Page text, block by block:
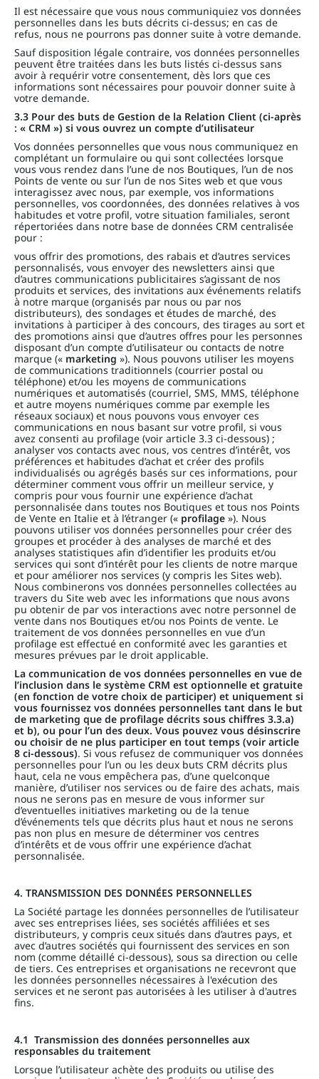
Il est nécessaire que vous nous communiquiez vos données
personnelles dans les buts décrits ci-dessus; en cas de
refus, nous ne pourrons pas donner suite à votre demande.
Sauf disposition légale contraire, vos données personnelles
peuvent être traitées dans les buts listés ci-dessus sans
avoir à requérir votre consentement, dès lors que ces
informations sont nécessaires pour pouvoir donner suite à
votre demande.
3.3 Pour des buts de Gestion de la Relation Client (ci-après
: « CRM ») si vous ouvrez un compte d’utilisateur
Vos données personnelles que vous nous communiquez en
complétant un formulaire ou qui sont collectées lorsque
vous vous rendez dans l’une de nos Boutiques, l’un de nos
Points de vente ou sur l’un de nos Sites web et que vous
interagissez avec nous, par exemple, vos informations
personnelles, vos coordonnées, des données relatives à vos
habitudes et votre profil, votre situation familiales, seront
répertoriées dans notre base de données CRM centralisée
pour :
vous offrir des promotions, des rabais et d’autres services
personnalisés, vous envoyer des newsletters ainsi que
d’autres communications publicitaires s’agissant de nos
produits et services, des invitations aux événements relatifs
à notre marque (organisés par nous ou par nos
distributeurs), des sondages et études de marché, des
invitations à participer à des concours, des tirages au sort et
des promotions ainsi que d’autres offres pour les personnes
disposant d’un compte d’utilisateur ou contacts de notre
marque (« marketing »). Nous pouvons utiliser les moyens
de communications traditionnels (courrier postal ou
téléphone) et/ou les moyens de communications
numériques et automatisés (courriel, SMS, MMS, téléphone
et autre moyens numériques comme par exemple les
réseaux sociaux) et nous pouvons vous envoyer ces
communications en nous basant sur votre profil, si vous
avez consenti au profilage (voir article 3.3 ci-dessous) ;
analyser vos contacts avec nous, vos centres d’intérêt, vos
préférences et habitudes d’achat et créer des profils
individualisés ou agrégés basés sur ces informations, pour
déterminer comment vous offrir un meilleur service, y
compris pour vous fournir une expérience d’achat
personnalisée dans toutes nos Boutiques et tous nos Points
de Vente en Italie et à l’étranger (« profilage »). Nous
pouvons utiliser vos données personnelles pour créer des
groupes et procéder à des analyses de marché et des
analyses statistiques afin d’identifier les produits et/ou
services qui sont d’intérêt pour les clients de notre marque
et pour améliorer nos services (y compris les Sites web).
Nous combinerons vos données personnelles collectées au
travers du Site web avec les informations que nous avons
pu obtenir de par vos interactions avec notre personnel de
vente dans nos Boutiques et/ou nos Points de vente. Le
traitement de vos données personnelles en vue d’un
profilage est effectué en conformité avec les garanties et
mesures prévues par le droit applicable.
La communication de vos données personnelles en vue de
l’inclusion dans le système CRM est optionnelle et gratuite
(en fonction de votre choix de participer) et uniquement si
vous fournissez vos données personnelles tant dans le but
de marketing que de profilage décrits sous chiffres 3.3.a)
et b), ou pour l’un des deux. Vous pouvez vous désinscrire
ou choisir de ne plus participer en tout temps (voir article
8 ci-dessous). Si vous refusez de communiquer vos données
personnelles pour l’un ou les deux buts CRM décrits plus
haut, cela ne vous empêchera pas, d’une quelconque
manière, d’utiliser nos services ou de faire des achats, mais
nous ne serons pas en mesure de vous informer sur
d’eventuelles initiatives marketing ou de la tenue
d’événements tels que décrits plus haut et nous ne serons
pas non plus en mesure de déterminer vos centres
d’intérêts et de vous offrir une expérience d’achat
personnalisée.
4. TRANSMISSION DES DONNÉES PERSONNELLES
La Société partage les données personnelles de l’utilisateur
avec ses entreprises liées, ses sociétés affiliées et ses
distributeurs, y compris ceux situés dans d’autres pays, et
avec d’autres sociétés qui fournissent des services en son
nom (comme détaillé ci-dessous), sous sa direction ou celle
de tiers. Ces entreprises et organisations ne recevront que
les données personnelles nécessaires à l'exécution des
services et ne seront pas autorisées à les utiliser à d'autres
fins.
4.1 Transmission des données personnelles aux
responsables du traitement
Lorsque l’utilisateur achète des produits ou utilise des